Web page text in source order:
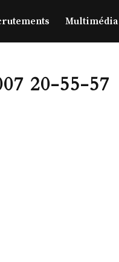
Multimédia
20-55-57